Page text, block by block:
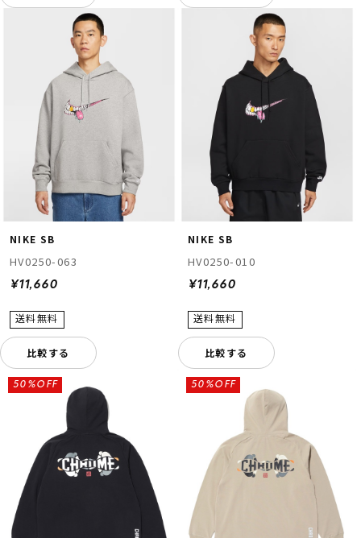
NIKE SB
HV0250-063
¥11,660
比較する
NIKE SB
HV0250-010
¥11,660
比較する
50%OFF 50%OFF